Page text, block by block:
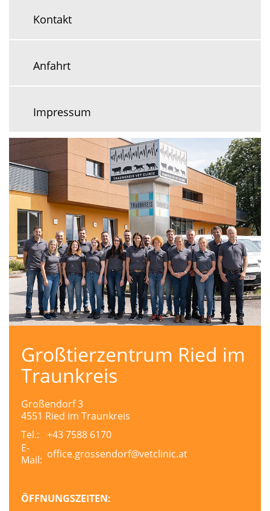
Kontakt
Anfahrt
Impressum
Großtierzentrum Ried im
Traunkreis
Großendorf 3
4551 Ried im Traunkreis
Tel.:
+43 7588 6170
E-
Mail: office.grossendorf@vetclinic.at
ÖFFNUNGSZEITEN: